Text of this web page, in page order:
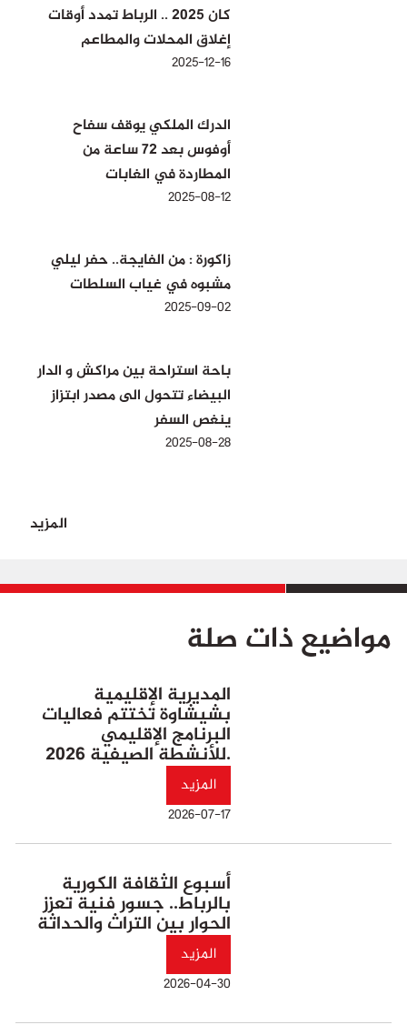
كان 2025 .. الرباط تمدد أوقات
إغلاق المحلات والمطاعم
2025-12-16
الدرك الملكي يوقف سفاح
أوفوس بعد 72 ساعة من
المطاردة في الغابات
2025-08-12
زاكورة : من الفايجة.. حفر ليلي
مشبوه في غياب السلطات
2025-09-02
باحة استراحة بين مراكش و الدار
البيضاء تتحول الى مصدر ابتزاز
ينغص السفر
2025-08-28
المزيد
مواضيع ذات صلة
المديرية الإقليمية
بشيشاوة تختتم فعاليات
البرنامج الإقليمي
للأنشطة الصيفية 2026.
المزيد
2026-07-17
أسبوع الثقافة الكورية
بالرباط.. جسور فنية تعزز
الحوار بين التراث والحداثة
المزيد
2026-04-30